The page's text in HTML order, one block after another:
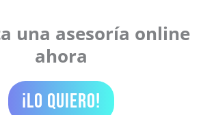
una asesoría online
ahora
¡LO QUIERO!